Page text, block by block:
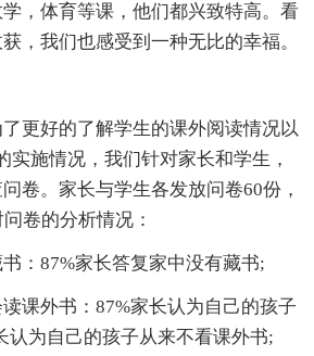
，体育等课，他们都兴致特高。看
，我们也感受到一种无比的幸福。
更好的了解学生的课外阅读情况以
实施情况，我们针对家长和学生，
卷。家长与学生各发放问卷60份，
卷的分析情况：
：87%家长答复家中没有藏书;
课外书：87%家长认为自己的孩子
认为自己的孩子从来不看课外书;